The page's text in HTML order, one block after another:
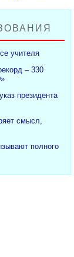
учителя
– 330
президента
смысл,
полного